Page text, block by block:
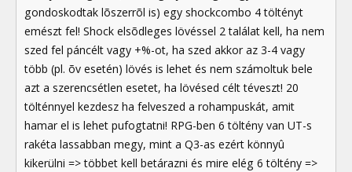
gondoskodtak lõszerrõl is) egy shockcombo 4 töltényt
emészt fel! Shock elsõdleges lövéssel 2 találat kell, ha nem
szed fel páncélt vagy +%-ot, ha szed akkor az 3-4 vagy
több (pl. õv esetén) lövés is lehet és nem számoltuk bele
azt a szerencsétlen esetet, ha lövésed célt téveszt! 20
tölténnyel kezdesz ha felveszed a rohampuskát, amit
hamar el is lehet pufogtatni! RPG-ben 6 töltény van UT-s
rakéta lassabban megy, mint a Q3-as ezért könnyû
kikerülni => többet kell betárazni és mire elég 6 töltény =>